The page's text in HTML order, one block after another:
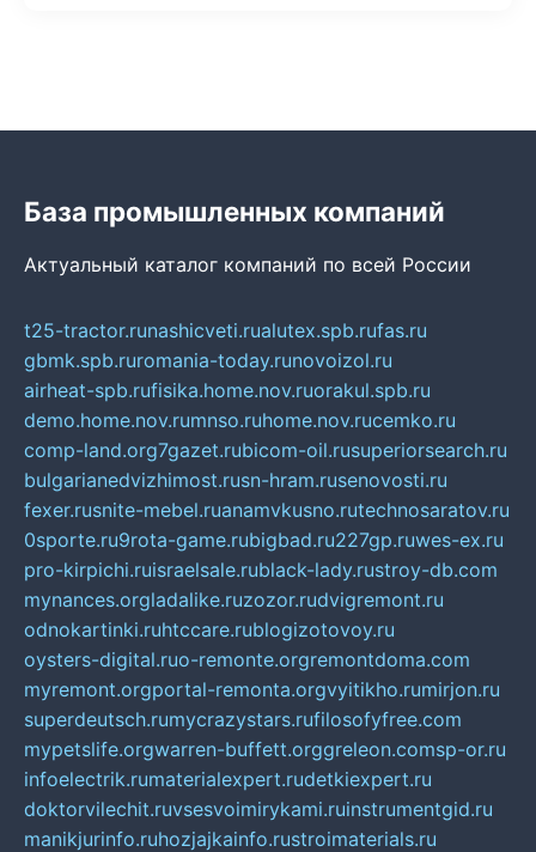
База промышленных компаний
Актуальный каталог компаний по всей России
t25-tractor.runashicveti.rualutex.spb.rufas.ru
gbmk.spb.ruromania-today.runovoizol.ru
airheat-spb.rufisika.home.nov.ruorakul.spb.ru
demo.home.nov.rumnso.ruhome.nov.rucemko.ru
comp-land.org7gazet.rubicom-oil.rusuperiorsearch.ru
bulgarianedvizhimost.rusn-hram.rusenovosti.ru
fexer.rusnite-mebel.ruanamvkusno.rutechnosaratov.ru
0sporte.ru9rota-game.rubigbad.ru227gp.ruwes-ex.ru
pro-kirpichi.ruisraelsale.rublack-lady.rustroy-db.com
mynances.orgladalike.ruzozor.rudvigremont.ru
odnokartinki.ruhtccare.rublogizotovoy.ru
oysters-digital.ruo-remonte.orgremontdoma.com
myremont.orgportal-remonta.orgvyitikho.rumirjon.ru
superdeutsch.rumycrazystars.rufilosofyfree.com
mypetslife.orgwarren-buffett.orggreleon.comsp-or.ru
infoelectrik.rumaterialexpert.rudetkiexpert.ru
doktorvilechit.ruvsesvoimirykami.ruinstrumentgid.ru
manikjurinfo.ruhozjajkainfo.rustroimaterials.ru